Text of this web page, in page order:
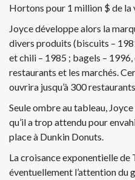
Hortons pour 1 million $ de la
Joyce développe alors la
divers produits (biscuits –
et chili – 1985 ; bagels –
restaurants et les marchés.
ouvrira jusqu’à 300
Seule ombre au tableau,
qu’il a trop attendu pour
place à Dunkin Donuts.
La croisance exponentielle
éventuellement l’attention du